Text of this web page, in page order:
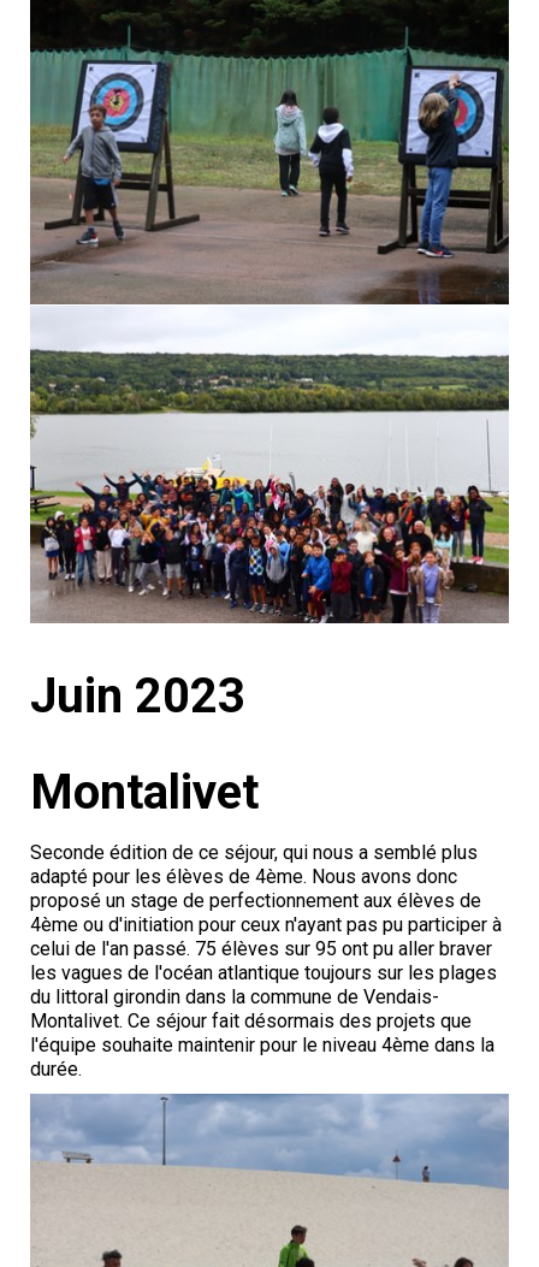
Juin 2023
Montalivet
Seconde édition de ce séjour, qui nous a semblé plus
adapté pour les élèves de 4ème. Nous avons donc
proposé un stage de perfectionnement aux élèves de
4ème ou d'initiation pour ceux n'ayant pas pu participer à
celui de l'an passé. 75 élèves sur 95 ont pu aller braver
les vagues de l'océan atlantique toujours sur les plages
du littoral girondin dans la commune de Vendais-
Montalivet. Ce séjour fait désormais des projets que
l'équipe souhaite maintenir pour le niveau 4ème dans la
durée.